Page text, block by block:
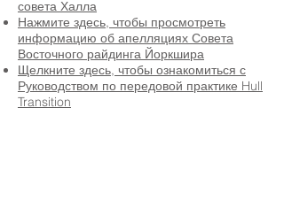
совета Халла
Нажмите здесь, чтобы просмотреть
информацию об апелляциях Совета
Восточного райдинга Йоркшира
Щелкните здесь, чтобы ознакомиться с
Руководством по передовой практике Hull
Transition